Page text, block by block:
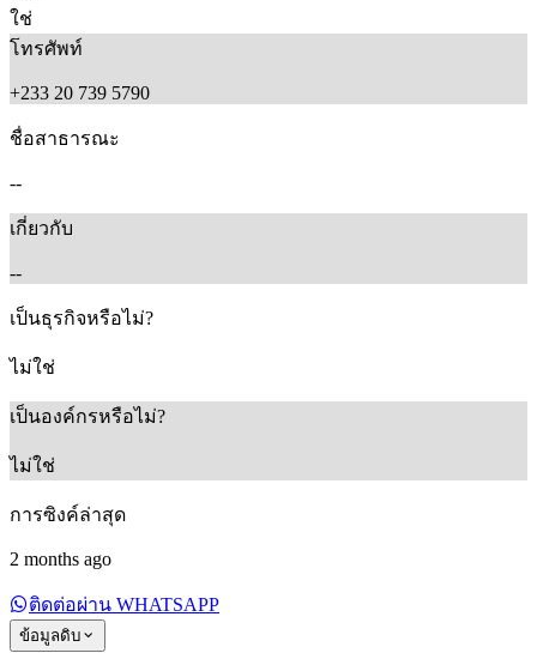
ใช่
โทรศัพท์
+233 20 739 5790
ชื่อสาธารณะ
--
เกี่ยวกับ
--
เป็นธุรกิจหรือไม่?
ไม่ใช่
เป็นองค์กรหรือไม่?
ไม่ใช่
การซิงค์ล่าสุด
2 months ago
ติดต่อผ่าน WHATSAPP
ข้อมูลดิบ